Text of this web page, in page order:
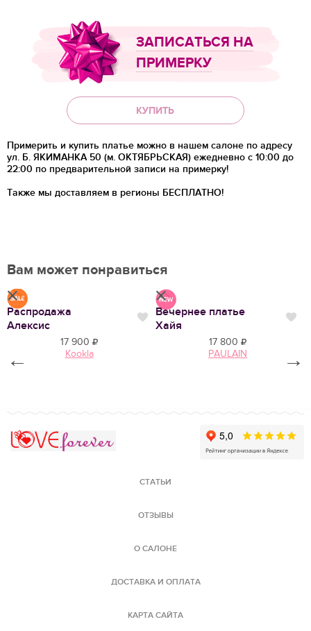
ЗАПИСАТЬСЯ НА
ПРИМЕРКУ
КУПИТЬ
Примерить и купить платье можно в нашем салоне по адресу
ул. Б. ЯКИМАНКА 50 (м. ОКТЯБРЬСКАЯ) ежедневно с 10:00 до
22:00 по предварительной записи на примерку!
Также мы доставляем в регионы БЕСПЛАТНО!
Вам может понравиться
Нравится
Распродажа
Алексис
Нравится
17 900
Kookla
Вечернее платье
Хайя
17 800
PAULAIN
← →
СТАТЬИ
ОТЗЫВЫ
О САЛОНЕ
ДОСТАВКА И ОПЛАТА
КАРТА САЙТА